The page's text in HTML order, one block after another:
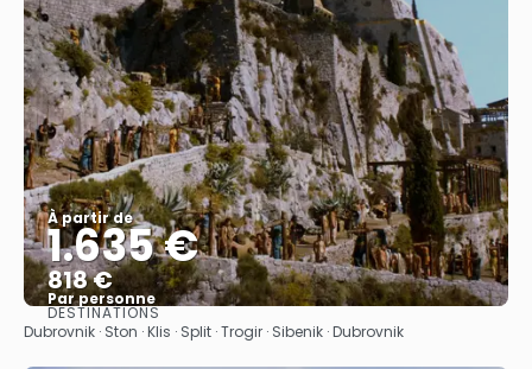
À partir de
1.635 €
818 €
Par personne
Afficher
DESTINATIONS
Dubrovnik · Ston · Klis · Split · Trogir · Sibenik · Dubrovnik